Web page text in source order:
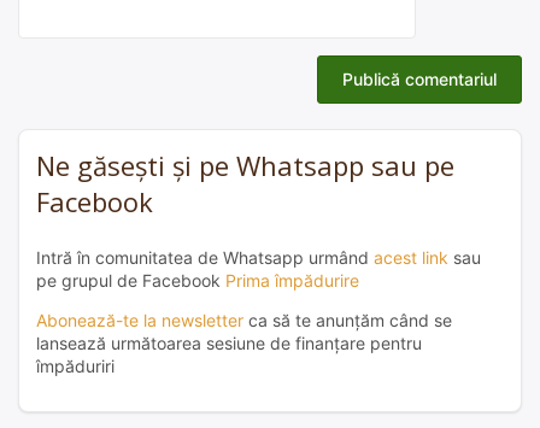
Ne găsești și pe Whatsapp sau pe
Facebook
Intră în comunitatea de Whatsapp urmând acest link sau
pe grupul de Facebook Prima împădurire
Abonează-te la newsletter ca să te anunțăm când se
lansează următoarea sesiune de finanțare pentru
împăduriri